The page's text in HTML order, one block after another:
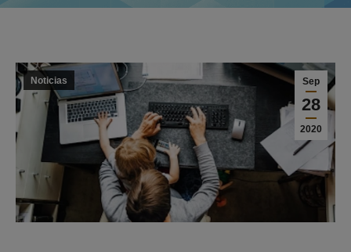
Sep
28
2020
Noticias